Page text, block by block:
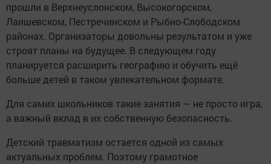
прошли в Верхнеуслонском, Высокогорском,
Лаишевском, Пестречинском и Рыбно-Слободском
районах. Организаторы довольны результатом и уже
строят планы на будущее. В следующем году
планируется расширить географию и обучить ещё
больше детей в таком увлекательном формате.
Для самих школьников такие занятия — не просто игра,
а важный вклад в их собственную безопасность.
Детский травматизм остается одной из самых
актуальных проблем. Поэтому грамотное